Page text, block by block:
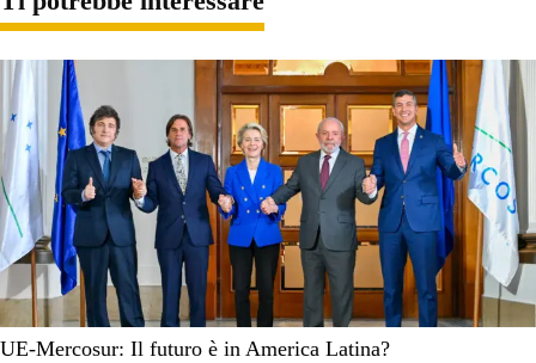
UE-Mercosur: Il futuro è in America Latina?